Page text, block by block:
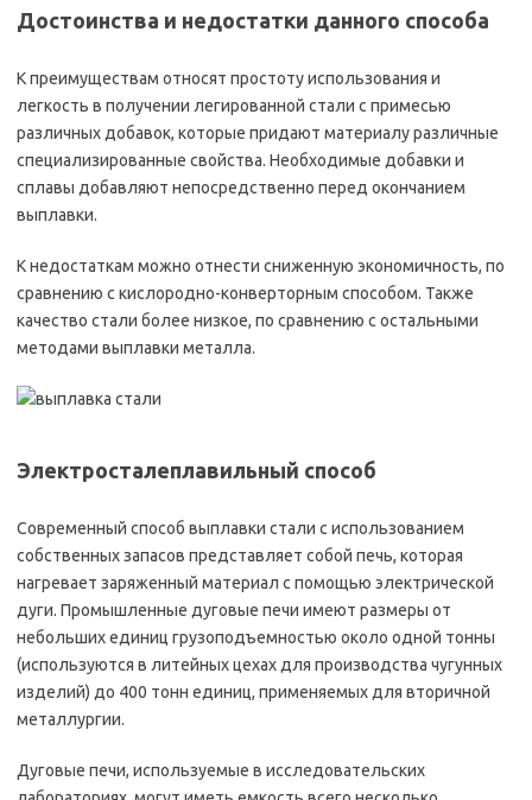
Достоинства и недостатки данного способа
К преимуществам относят простоту использования и
легкость в получении легированной стали с примесью
различных добавок, которые придают материалу различные
специализированные свойства. Необходимые добавки и
сплавы добавляют непосредственно перед окончанием
выплавки.
К недостаткам можно отнести сниженную экономичность, по
сравнению с кислородно-конверторным способом. Также
качество стали более низкое, по сравнению с остальными
методами выплавки металла.
Электросталеплавильный способ
Современный способ выплавки стали с использованием
собственных запасов представляет собой печь, которая
нагревает заряженный материал с помощью электрической
дуги. Промышленные дуговые печи имеют размеры от
небольших единиц грузоподъемностью около одной тонны
(используются в литейных цехах для производства чугунных
изделий) до 400 тонн единиц, применяемых для вторичной
металлургии.
Дуговые печи, используемые в исследовательских